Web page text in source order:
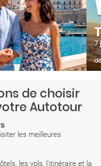
de choisir
Autotour
les meilleures
les vols, l'itinéraire et la